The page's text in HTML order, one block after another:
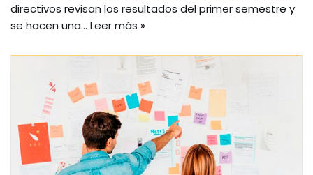
directivos revisan los resultados del primer semestre y
se hacen una… Leer más »